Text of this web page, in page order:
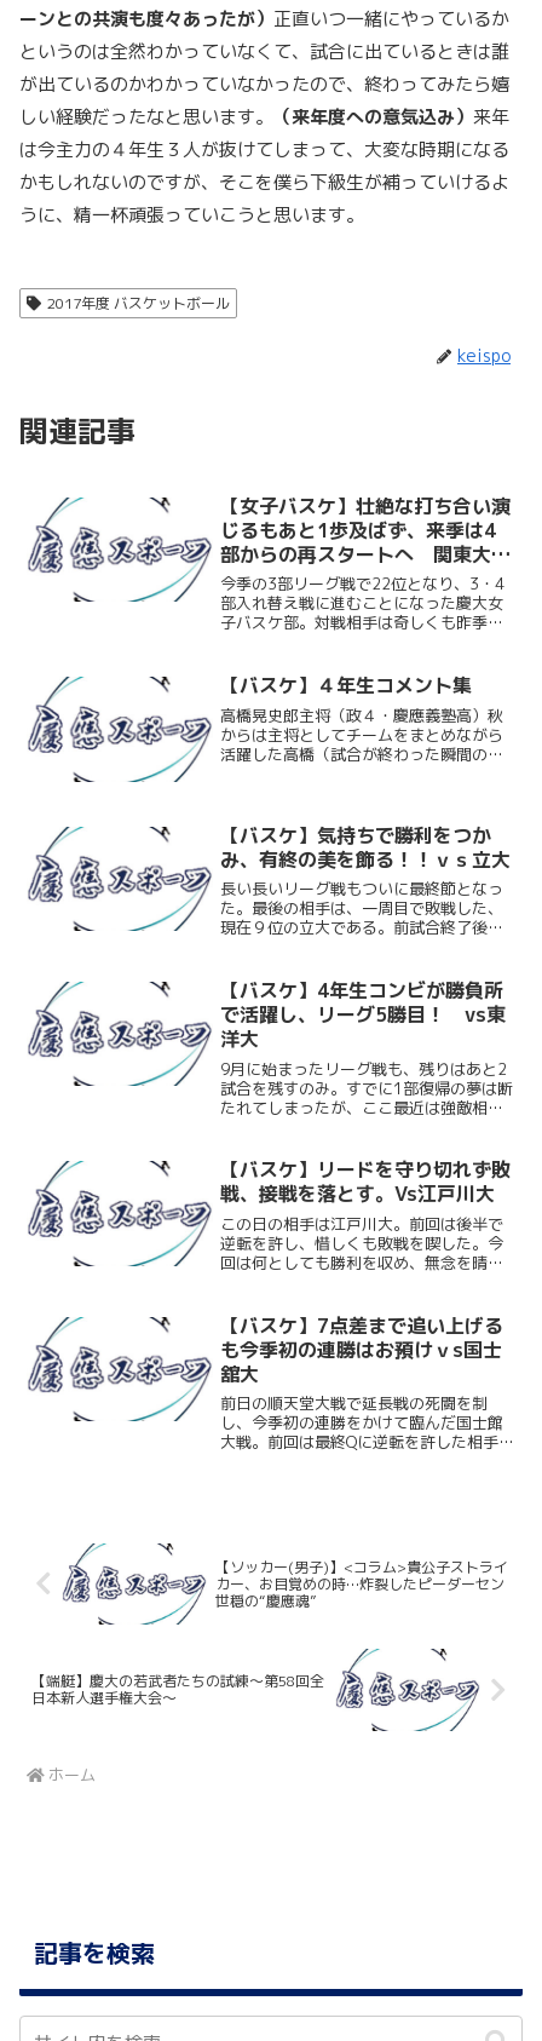
ーンとの共演も度々あったが） 正直いつ一緒にやっているか
というのは全然わかっていなくて、試合に出ているときは誰
が出ているのかわかっていなかったので、終わってみたら嬉
しい経験だったなと思います。
（来年度への意気込み） 来年
は今主力の４年生３人が抜けてしまって、大変な時期になる
かもしれないのですが、そこを僕ら下級生が補っていけるよ
うに、精一杯頑張っていこうと思います。
2017年度 バスケットボール
keispo
関連記事
【女子バスケ】壮絶な打ち合い演
じるもあと1歩及ばず、来季は4
部からの再スタートへ 関東大学
リーグ入れ替え戦vs獨協大
今季の3部リーグ戦で22位となり、3・4
部入れ替え戦に進むことになった慶大女
子バスケ部。対戦相手は奇しくも昨季と
げたいところだ。試合は開始直後こそ相
手にペースを握...
【バスケ】４年生コメント集
高橋晃史郎主将（政４・慶應義塾高）秋
からは主将としてチームをまとめながら
活躍した高橋（試合が終わった瞬間の気
と、そしてスタッフを含め...
【バスケ】気持ちで勝利をつか
み、有終の美を飾る！！ｖｓ立大
長い長いリーグ戦もついに最終節となっ
た。最後の相手は、一周目で敗戦した、
現在９位の立大である。前試合終了後、
大も同じく出場の可能性が残っている。
立大に敗戦すると同時に順...
【バスケ】4年生コンビが勝負所
で活躍し、リーグ5勝目！ vs東
洋大
9月に始まったリーグ戦も、残りはあと2
試合を残すのみ。すでに1部復帰の夢は断
たれてしまったが、ここ最近は強敵相手
を良い形で締めくくっていきたいところ
だ。この日の相手は東...
【バスケ】リードを守り切れず敗
戦、接戦を落とす。Vs江戸川大
この日の相手は江戸川大。前回は後半で
逆転を許し、惜しくも敗戦を喫した。今
回は何としても勝利を収め、無念を晴ら
その後、慶大は必死に詰め寄るも、その
思いは届かず、66-...
【バスケ】7点差まで追い上げる
も今季初の連勝はお預けｖs国士
舘大
前日の順天堂大戦で延長戦の死闘を制
し、今季初の連勝をかけて臨んだ国士館
大戦。前回は最終Qに逆転を許した相手と
【ソッカー(男子)】<コラム>貴公子ストライ
カー、お目覚めの時…炸裂したピーダーセン
世穏の“慶應魂”
【端艇】慶大の若武者たちの試練～第58回全
日本新人選手権大会～
ホーム
記事を検索